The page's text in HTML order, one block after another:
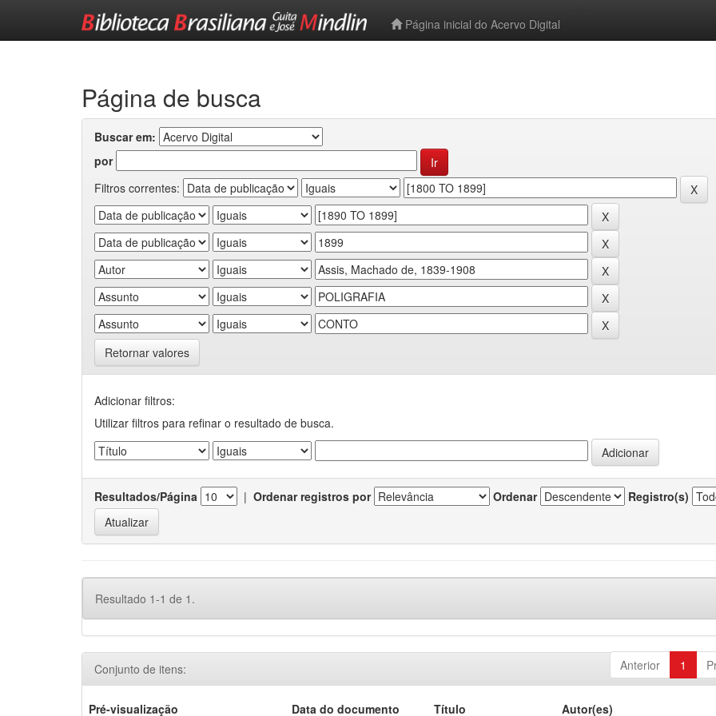
Página inicial do Acervo Digital
Página de busca
Buscar em:
por
Filtros correntes:
Retornar valores
Adicionar filtros:
Utilizar filtros para refinar o resultado de busca.
Resultados/Página | Ordenar registros por Ordenar Registro(s)
Resultado 1-1 de 1.
Anterior 1
Conjunto de itens:
Pré-visualização Data do documento Título Autor(es)